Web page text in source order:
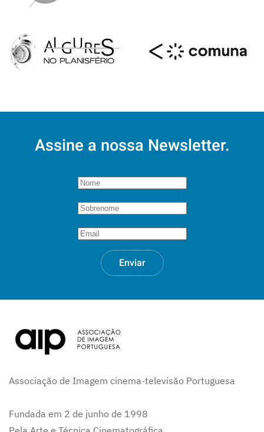
Assine a nossa Newsletter.
Enviar
Associação de Imagem cinema-televisão Portuguesa
Fundada em 2 de junho de 1998